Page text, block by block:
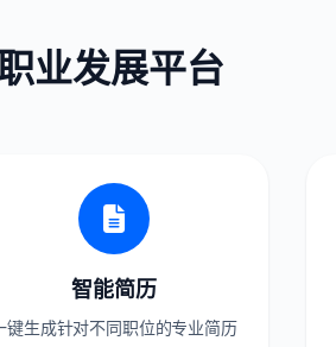
业发展平台
智能简历
键生成针对不同职位的专业简历